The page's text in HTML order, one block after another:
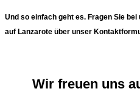
Und so einfach geht es. Fragen Sie
auf Lanzarote über unser
Wir freuen uns